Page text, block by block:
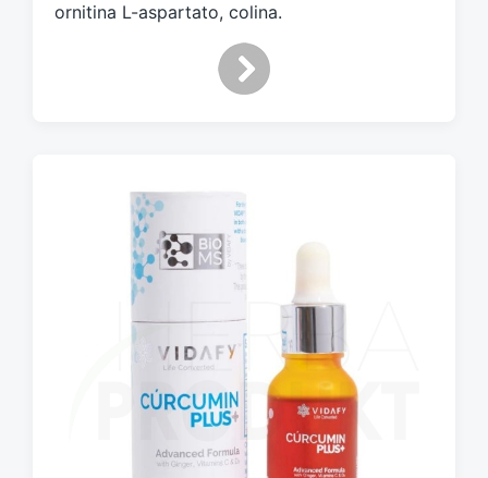
ornitina L-aspartato, colina.